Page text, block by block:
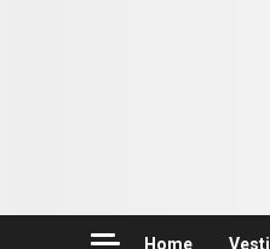
Home Vesti